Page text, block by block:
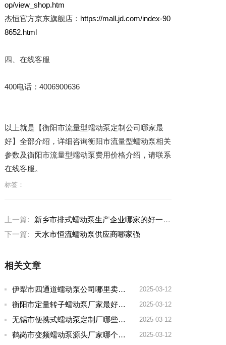
op/view_shop.htm
杰恒官方京东旗舰店： https://mall.jd.com/index-90
8652.html
四、在线客服
400电话：4006900636
以上就是【衡阳市流量型蠕动泵定制公司哪家最
好】全部介绍，详细咨询衡阳市流量型蠕动泵相关
参数及衡阳市流量型蠕动泵费用价格介绍，请联系
在线客服。
标签：
上一篇:
新乡市排式蠕动泵生产企业哪家的好一点
下一篇:
天水市恒流蠕动泵供应商哪家强
相关文章
2025-03-12
伊犁市四通道蠕动泵公司哪里卖的多一点啊
2025-03-12
衡阳市定量转子蠕动泵厂家最好的品牌有哪些
2025-03-12
无锡市便携式蠕动泵定制厂哪些牌子好一点
2025-03-12
鹤岗市变频蠕动泵源头厂家哪个品牌好一点